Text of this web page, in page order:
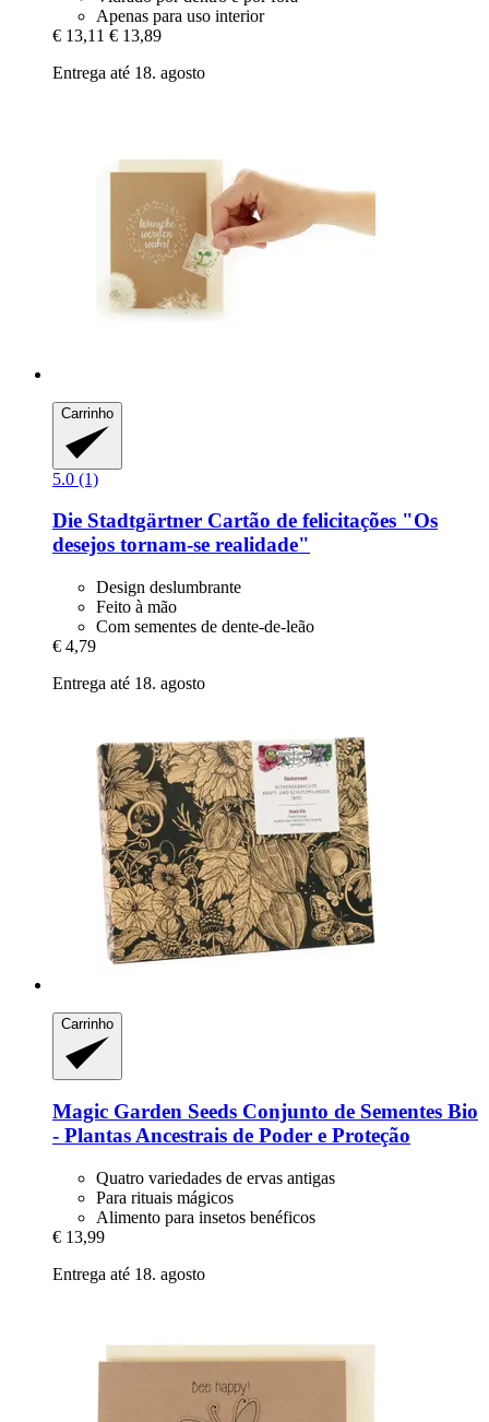
Apenas para uso interior
€ 13,11 € 13,89
Entrega até 18. agosto
Carrinho
5.0 (1)
Die Stadtgärtner Cartão de felicitações "Os
desejos tornam-​se realidade"
Design deslumbrante
Feito à mão
Com sementes de dente-de-leão
€ 4,79
Entrega até 18. agosto
Carrinho
Magic Garden Seeds Conjunto de Sementes Bio
-​ Plantas Ancestrais de Poder e Proteção
Quatro variedades de ervas antigas
Para rituais mágicos
Alimento para insetos benéficos
€ 13,99
Entrega até 18. agosto